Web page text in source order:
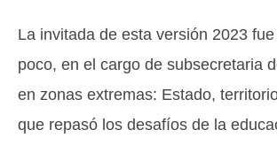
La invitada de esta versión 2023
poco, en el cargo de subsecretaria
en zonas extremas: Estado,
que repasó los desafíos de la